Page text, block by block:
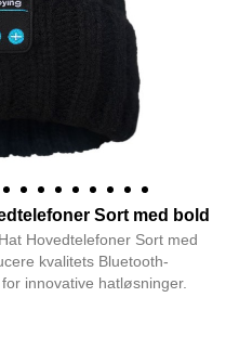
Sort med bold
Hovedtelefoner Sort med
kvalitets Bluetooth-
innovative hatløsninger.